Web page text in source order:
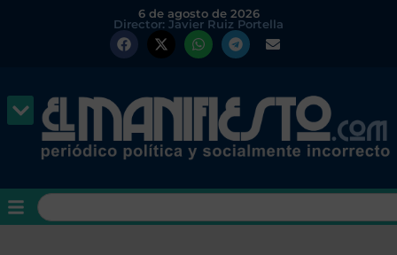
6 de agosto de 2026
Director: Javier Ruiz Portella